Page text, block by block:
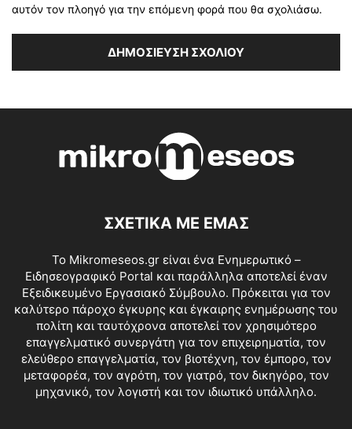
αυτόν τον πλοηγό για την επόμενη φορά που θα σχολιάσω.
ΣΧΕΤΙΚΑ ΜΕ ΕΜΑΣ
Το Mikromeseos.gr είναι ένα Ενημερωτικό –
Ειδησεογραφικό Portal και παράλληλα αποτελεί έναν
Εξειδικευμένο Εργασιακό Σύμβουλο. Πρόκειται για τον
καλύτερο πάροχο έγκυρης και έγκαιρης ενημέρωσης του
πολίτη και ταυτόχρονα αποτελεί τον χρησιμότερο
επαγγελματικό συνεργάτη για τον επιχειρηματία, τον
ελεύθερο επαγγελματία, τον βιοτέχνη, τον έμπορο, τον
μεταφορέα, τον αγρότη, τον γιατρό, τον δικηγόρο, τον
μηχανικό, τον λογιστή και τον ιδιωτικό υπάλληλο.